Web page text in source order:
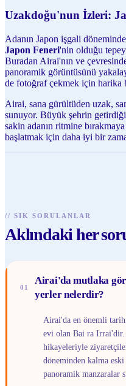
Uzakdoğu'nun İzleri:
Adanın Japon işgali
Japon Feneri'nin olduğu
Buradan Airai'nın ve
panoramik görüntüsünü
de fotoğraf çekmek için harika
Airai, sana gürültüden uzak,
sunuyor. Büyük şehrin getirdiği
sakin adanın ritmine
başlatmak için daha iyi bir
// SIK SORULANLAR
Aklındaki her
01
Airai'da mutlaka
yerler nelerdir?
Airai'da en önemli
evi olan Bai ra Irrai'dir.
hikayeleriyle
döneminden kalma
panoramik manzaralar